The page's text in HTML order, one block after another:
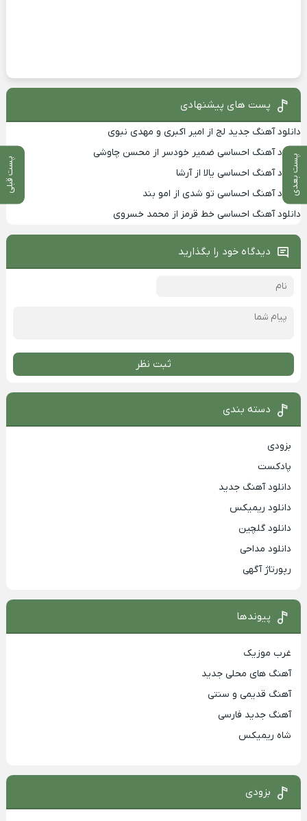
پست بعدی پست قبلی
پست های پیشنهادی
دانلود آهنگ جدید لج از امیر اکبری و مهدی نبوی
دانلود آهنگ احساسی ضمیر خودسر از محسن چاوشی
دانلود آهنگ احساسی یالا از آرشا
دانلود آهنگ احساسی تو شدی از امو بند
دانلود آهنگ احساسی خط قرمز از محمد خسروی
دیدگاه خود را بگذارید
ثبت نظر
دسته بندی
بزودی
پادکست
دانلود آهنگ جدید
دانلود ریمیکس
دانلود گلچین
دانلود مداحی
رپورتاژ آگهی
پیوندها
غرب موزیک
آهنگ های محلی جدید
آهنگ قدیمی و سنتی
آهنگ جدید فارسی
شاه ریمیکس
بزودی